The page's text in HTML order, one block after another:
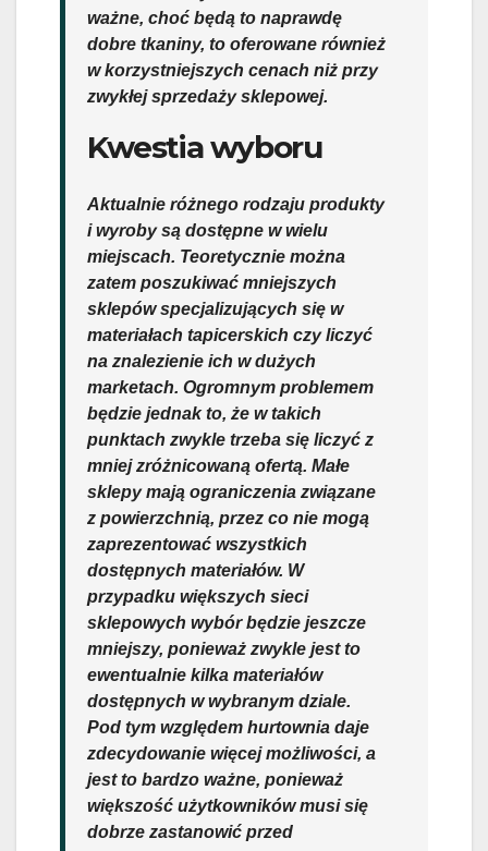
ważne, choć będą to naprawdę
dobre tkaniny, to oferowane również
w korzystniejszych cenach niż przy
zwykłej sprzedaży sklepowej.
Kwestia wyboru
Aktualnie różnego rodzaju produkty
i wyroby są dostępne w wielu
miejscach. Teoretycznie można
zatem poszukiwać mniejszych
sklepów specjalizujących się w
materiałach tapicerskich czy liczyć
na znalezienie ich w dużych
marketach. Ogromnym problemem
będzie jednak to, że w takich
punktach zwykle trzeba się liczyć z
mniej zróżnicowaną ofertą. Małe
sklepy mają ograniczenia związane
z powierzchnią, przez co nie mogą
zaprezentować wszystkich
dostępnych materiałów. W
przypadku większych sieci
sklepowych wybór będzie jeszcze
mniejszy, ponieważ zwykle jest to
ewentualnie kilka materiałów
dostępnych w wybranym dziale.
Pod tym względem hurtownia daje
zdecydowanie więcej możliwości, a
jest to bardzo ważne, ponieważ
większość użytkowników musi się
dobrze zastanowić przed